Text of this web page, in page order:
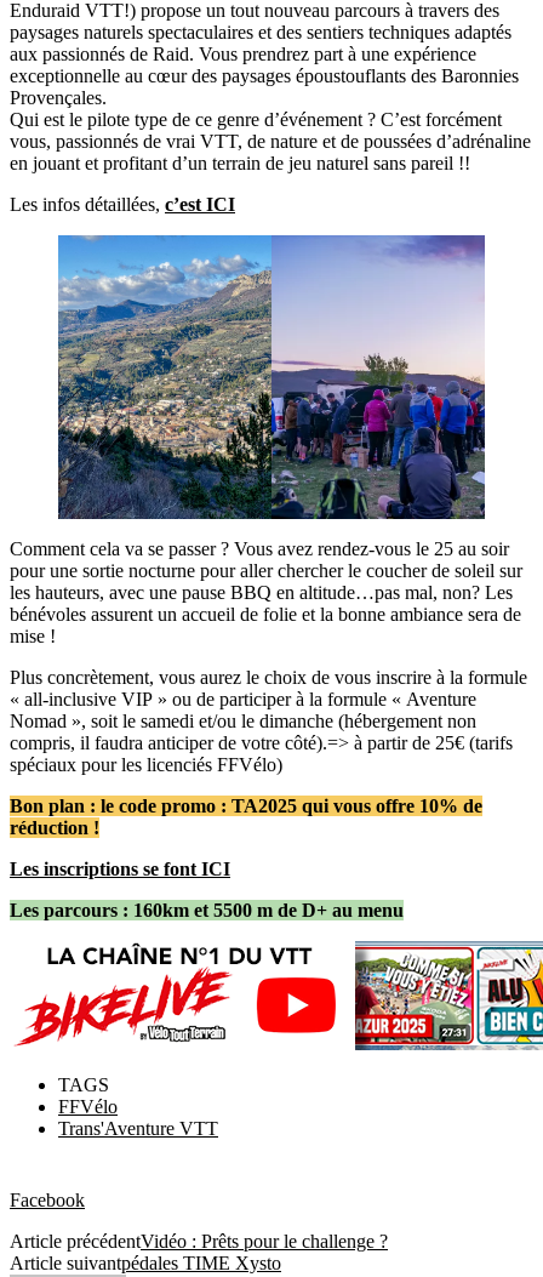
Enduraid VTT!) propose un tout nouveau parcours à travers des
paysages naturels spectaculaires et des sentiers techniques adaptés
aux passionnés de Raid. Vous prendrez part à une expérience
exceptionnelle au cœur des paysages époustouflants des Baronnies
Provençales.
Qui est le pilote type de ce genre d’événement ? C’est forcément
vous, passionnés de vrai VTT, de nature et de poussées d’adrénaline
en jouant et profitant d’un terrain de jeu naturel sans pareil !!
Les infos détaillées, c’est ICI
Comment cela va se passer ? Vous avez rendez-vous le 25 au soir
pour une sortie nocturne pour aller chercher le coucher de soleil sur
les hauteurs, avec une pause BBQ en altitude…pas mal, non? Les
bénévoles assurent un accueil de folie et la bonne ambiance sera de
mise !
Plus concrètement, vous aurez le choix de vous inscrire à la formule
« all-inclusive VIP » ou de participer à la formule « Aventure
Nomad », soit le samedi et/ou le dimanche (hébergement non
compris, il faudra anticiper de votre côté).=> à partir de 25€ (tarifs
spéciaux pour les licenciés FFVélo)
Bon plan : le code promo : TA2025 qui vous offre 10% de
réduction !
Les inscriptions se font ICI
Les parcours : 160km et 5500 m de D+ au menu
TAGS
FFVélo
Trans'Aventure VTT
Facebook
Article précédentVidéo : Prêts pour le challenge ?
Article suivantpédales TIME Xysto